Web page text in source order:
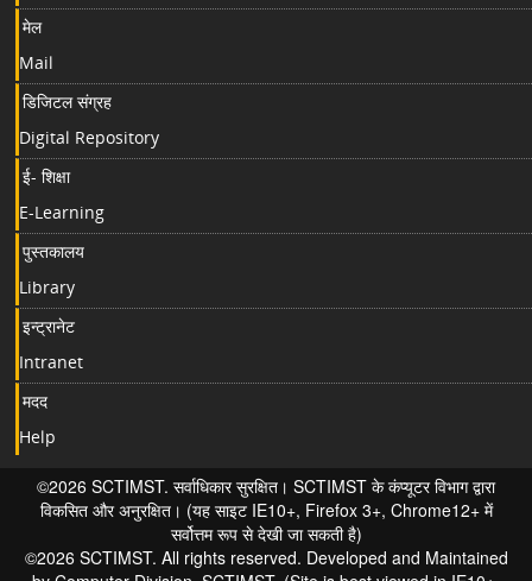
मेल
Mail
डिजिटल संग्रह
Digital Repository
ई- शिक्षा
E-Learning
पुस्तकालय
Library
इन्ट्रानेट
Intranet
मदद
Help
©2026 SCTIMST. सर्वाधिकार सुरक्षित। SCTIMST के कंप्यूटर विभाग द्वारा
विकसित और अनुरक्षित। (यह साइट IE10+, Firefox 3+, Chrome12+ में
सर्वोत्तम रूप से देखी जा सकती है)
©2026 SCTIMST. All rights reserved. Developed and Maintained